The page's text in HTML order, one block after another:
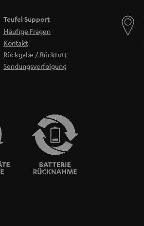
Teufel Support
Häufige Fragen
Kontakt
Rückgabe / Rücktritt
Sendungsverfolgung